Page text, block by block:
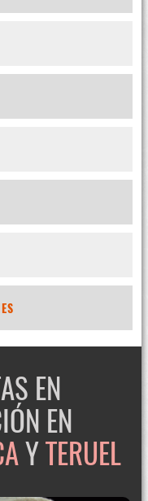
EN
EN
YTERUEL